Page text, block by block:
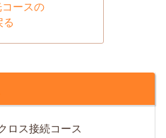
ースの
る
ロス接続コース